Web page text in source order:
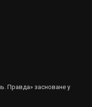
Правда» засноване у